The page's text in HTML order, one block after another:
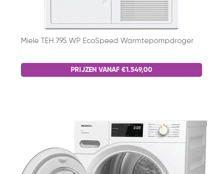
Miele TEH 795 WP EcoSpeed Warmtepompdroger
PRIJZEN VANAF €1.549,00